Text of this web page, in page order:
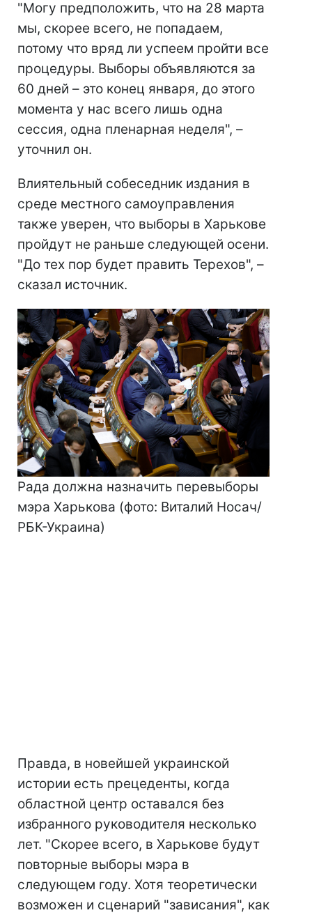
"Могу предположить, что на 28 марта
мы, скорее всего, не попадаем,
потому что вряд ли успеем пройти все
процедуры. Выборы объявляются за
60 дней – это конец января, до этого
момента у нас всего лишь одна
сессия, одна пленарная неделя", –
уточнил он.
Влиятельный собеседник издания в
среде местного самоуправления
также уверен, что выборы в Харькове
пройдут не раньше следующей осени.
"До тех пор будет править Терехов", –
сказал источник.
Рада должна назначить перевыборы
мэра Харькова (фото: Виталий Носач/
РБК-Украина)
Правда, в новейшей украинской
истории есть прецеденты, когда
областной центр оставался без
избранного руководителя несколько
лет. "Скорее всего, в Харькове будут
повторные выборы мэра в
следующем году. Хотя теоретически
возможен и сценарий "зависания", как